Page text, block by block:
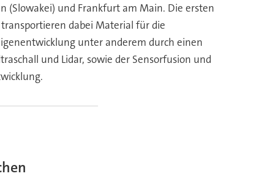
(Slowakei) und Frankfurt am Main. Die ersten
dabei Material für die
unter anderem durch einen
und Lidar, sowie der Sensorfusion und